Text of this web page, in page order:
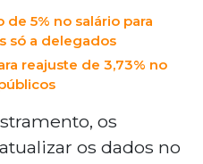
5% no salário para
só a delegados
reajuste de 3,73% no
os
os dados no